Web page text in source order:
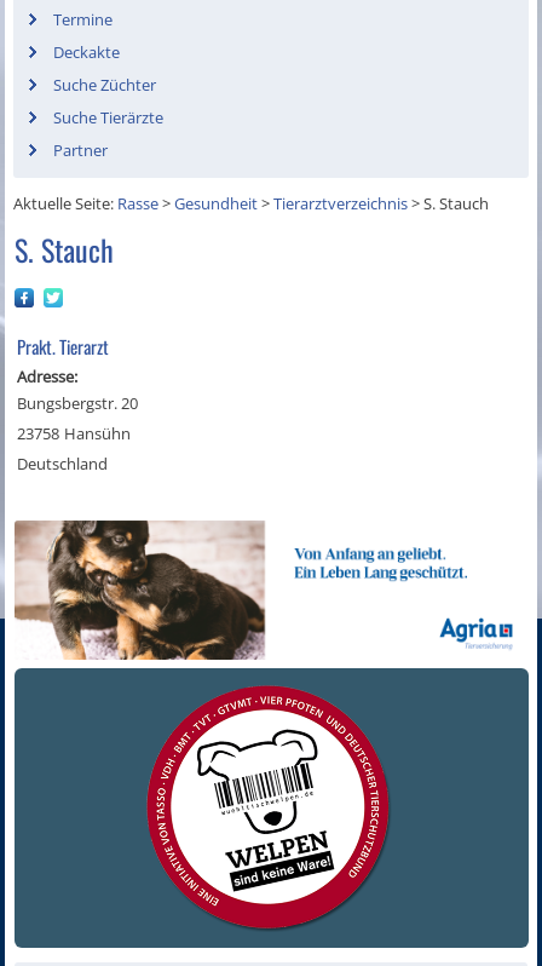
Termine
Deckakte
Suche Züchter
Suche Tierärzte
Partner
Aktuelle Seite: Rasse>Gesundheit>Tierarztverzeichnis>S. Stauch
S. Stauch
Prakt. Tierarzt
Adresse:
Bungsbergstr. 20
23758 Hansühn
Deutschland